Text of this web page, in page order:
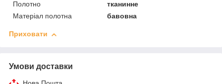
Полотно
тканинне
Матеріал полотна
бавовна
Приховати
Умови доставки